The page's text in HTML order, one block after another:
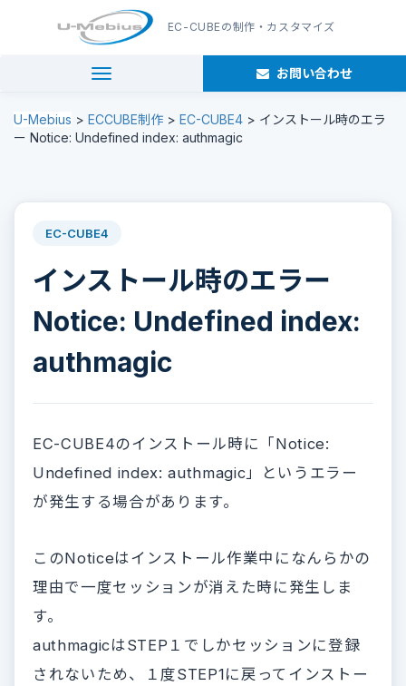
EC-CUBEの制作・カスタマイズ
navigation お問い合わせ
U-Mebius > ECCUBE制作 > EC-CUBE4 > インストール時のエラ
ー Notice: Undefined index: authmagic
EC-CUBE4
インストール時のエラー
Notice: Undefined index:
authmagic
EC-CUBE4のインストール時に「Notice:
Undefined index: authmagic」というエラー
が発生する場合があります。
このNoticeはインストール作業中になんらかの
理由で一度セッションが消えた時に発生しま
す。
authmagicはSTEP１でしかセッションに登録
されないため、１度STEP1に戻ってインストー